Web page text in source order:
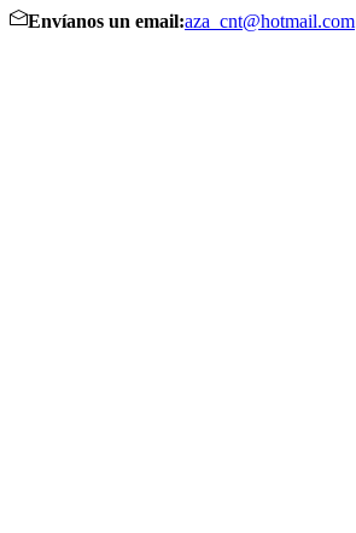
Envíanos un email:aza_cnt@hotmail.com